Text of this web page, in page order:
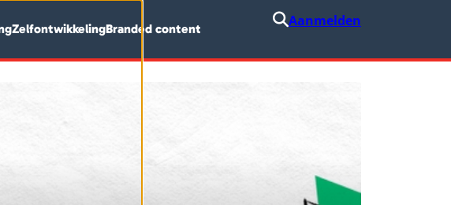
ZelfontwikkelingBranded content Aanmelden